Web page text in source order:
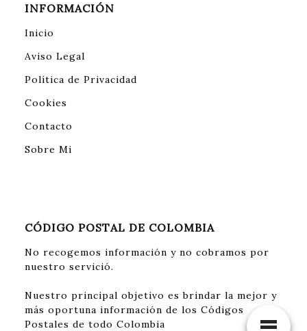
INFORMACIÓN
Inicio
Aviso Legal
Política de Privacidad
Cookies
Contacto
Sobre Mi
CÓDIGO POSTAL DE COLOMBIA
No recogemos información y no cobramos por
nuestro servició.
Nuestro principal objetivo es brindar la mejor y
más oportuna información de los Códigos
Postales de todo Colombia